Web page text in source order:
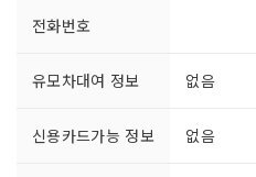
전화번호
유모차대여 정보 없음
신용카드가능 정보 없음